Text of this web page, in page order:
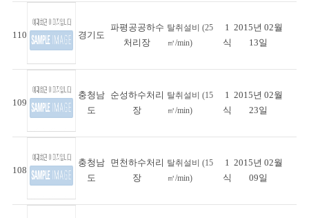
110 경기도
파평공공하수
처리장
탈취설비 (25
㎥/min)
1
식
2015년 02월
13일
109
충청남
도
순성하수처리
장
탈취설비 (15
㎥/min)
1
식
2015년 02월
23일
108
충청남
도
면천하수처리
장
탈취설비 (15
㎥/min)
1
식
2015년 02월
09일